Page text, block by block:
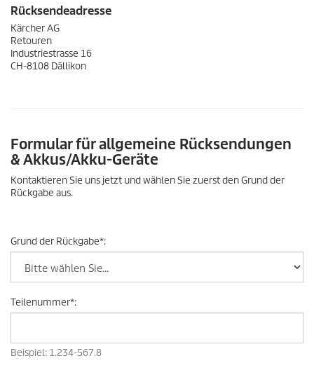
Rücksendeadresse
Kärcher AG
Retouren
Industriestrasse 16
CH-8108 Dällikon
Formular für allgemeine Rücksendungen
& Akkus/Akku-Geräte
Kontaktieren Sie uns jetzt und wählen Sie zuerst den Grund der
Rückgabe aus.
Grund der Rückgabe*:
Teilenummer*:
Beispiel: 1.234-567.8